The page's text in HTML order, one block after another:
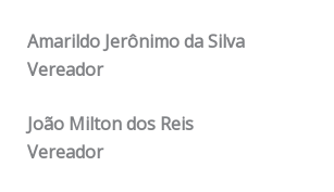
Amarildo Jerônimo da Silva
Vereador
João Milton dos Reis
Vereador